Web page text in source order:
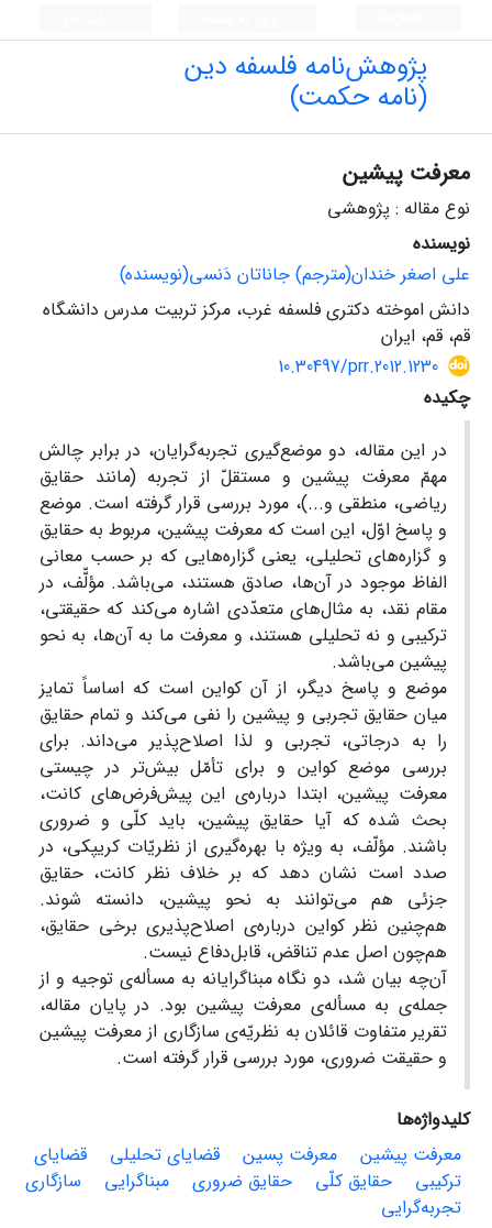
پژوهش‌نامه فلسفه دین
(نامه حکمت)
معرفت پیشین
نوع مقاله : پژوهشی
نویسنده
علی اصغر خندان(مترجم) جاناتان دَنسی(نویسنده)
دانش اموخته دکتری فلسفه غرب، مرکز تربیت مدرس دانشگاه
قم، قم، ایران
10.30497/prr.2012.1230
چکیده
در این مقاله، دو موضع‌گیری تجربه‌گرایان، در برابر چالش
مهمّ معرفت پیشین و مستقلّ از تجربه (مانند حقایق
ریاضی، منطقی و...)، مورد بررسی قرار گرفته است. موضع
و پاسخ اوّل، این است که معرفت پیشین، مربوط به حقایق
و گزاره‌های تحلیلی، یعنی گزاره‌هایی که بر حسب معانی
الفاظ موجود در آن‌ها، صادق هستند، می‌باشد. مؤلّّف، در
مقام نقد، به مثال‌های متعدّدی اشاره می‌کند که حقیقتی،
ترکیبی و نه تحلیلی هستند، و معرفت ما به آن‌ها، به نحو
پیشین می‌باشد.
موضع و پاسخ دیگر، از آن کواین است که اساساً تمایز
میان حقایق تجربی و پیشین را نفی می‌کند و تمام حقایق
را به درجاتی، تجربی و لذا اصلاح‌پذیر می‌داند. برای
بررسی موضع کواین و برای تأمّل بیش‌تر در چیستی
معرفت پیشین، ابتدا درباره‌ی این پیش‌فرض‌های کانت،
بحث شده که آیا حقایق پیشین، باید کلّی و ضروری
باشند. مؤلّف، به ویژه با بهره‌گیری از نظریّات کریپکی، در
صدد است نشان دهد که بر خلاف نظر کانت، حقایق
جزئی هم می‌توانند به نحو پیشین، دانسته شوند.
هم‌چنین نظر کواین درباره‌ی اصلاح‌پذیری برخی حقایق،
هم‌چون اصل عدم تناقض، قابل‌دفاع نیست.
آن‌چه بیان شد، دو نگاه مبناگرایانه به مسأله‌ی توجیه و از
جمله‌ی به مسأله‌ی معرفت پیشین بود. در پایان مقاله،
تقریر متفاوت قائلان به نظریّه‌ی سازگاری از معرفت پیشین
و حقیقت ضروری، مورد بررسی قرار گرفته است.
کلیدواژه‌ها
معرفت پیشین
معرفت پسین قضایای تحلیلی
قضایای
ترکیبی
حقایق کلّی حقایق ضروری مبناگرایی
سازگاری
تجربه‌گرایی